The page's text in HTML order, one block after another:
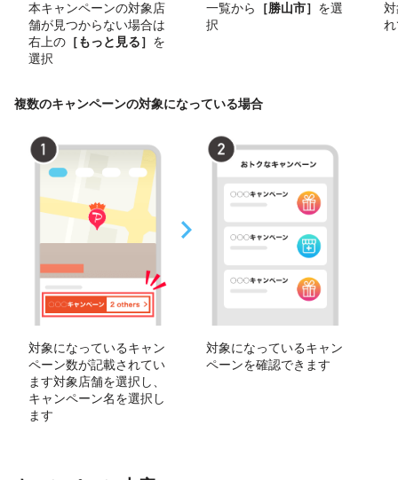
本キャンペーンの対象店
舗が見つからない場合は
右上の ［もっと見る］ を
選択
一覧から ［勝山市］ を選
択
複数のキャンペーンの対象になっている場合
対象になっているキャン
ペーン数が記載されてい
ます対象店舗を選択し、
キャンペーン名を選択し
ます
対象になっているキャン
ペーンを確認できます